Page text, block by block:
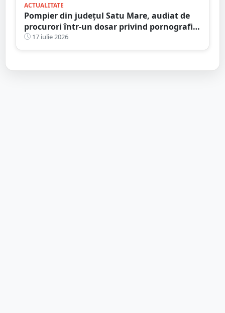
ACTUALITATE
Pompier din județul Satu Mare, audiat de
procurori într-un dosar privind pornografia
infantilă
17 iulie 2026